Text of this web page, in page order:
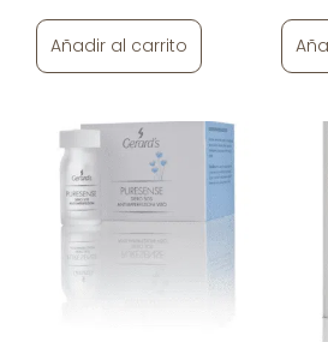
Añadir al carrito